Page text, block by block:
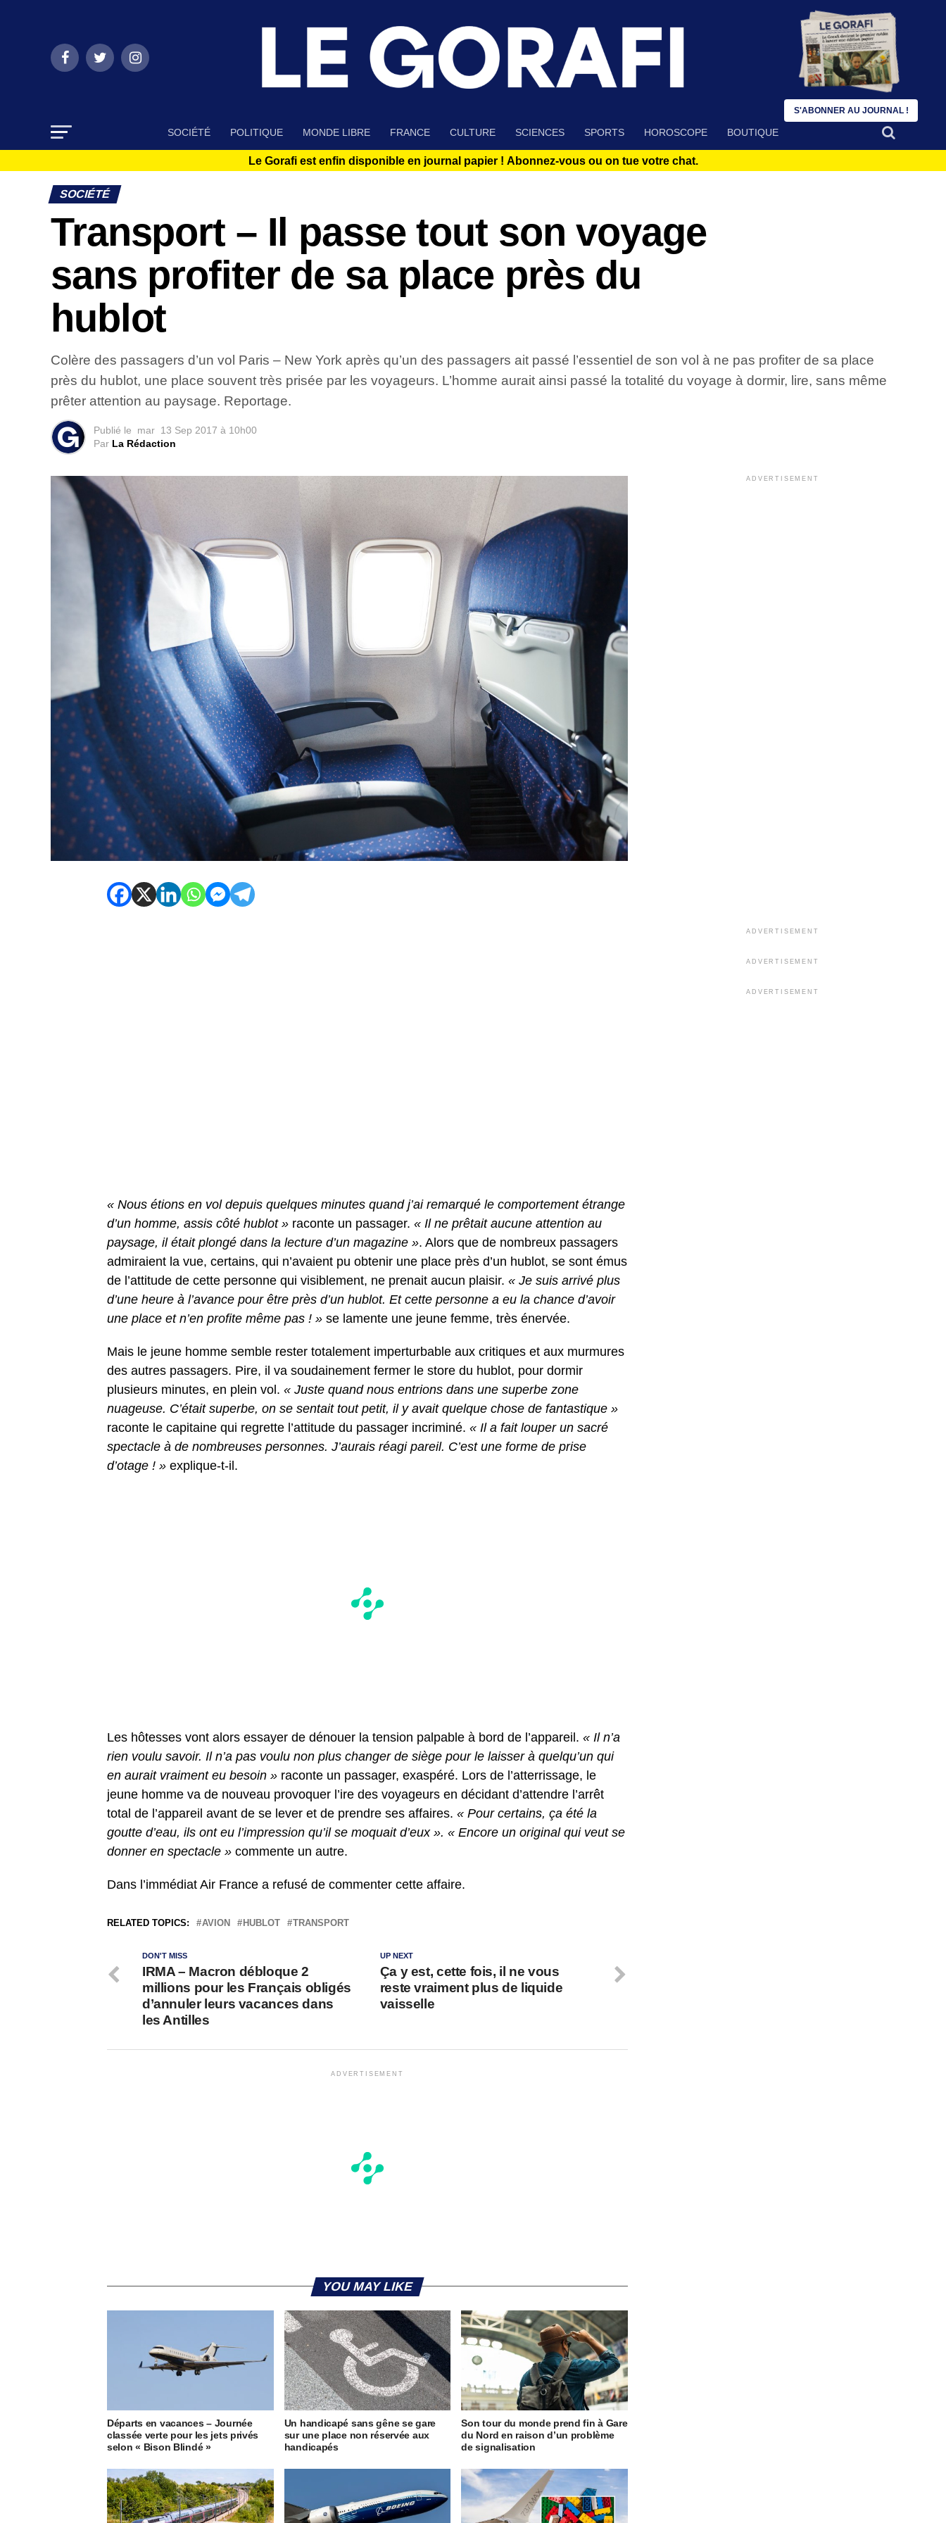
SOCIÉTÉ POLITIQUE MONDE LIBRE FRANCE CULTURE SCIENCES SPORTS HOROSCOPE BOUTIQUE
Le Gorafi est enfin disponible en journal papier ! Abonnez-vous ou on tue votre chat.
SOCIÉTÉ
Transport – Il passe tout son voyage
sans profiter de sa place près du
hublot
Colère des passagers d’un vol Paris – New York après qu’un des passagers ait passé l’essentiel de son vol à ne pas profiter de sa place
près du hublot, une place souvent très prisée par les voyageurs. L’homme aurait ainsi passé la totalité du voyage à dormir, lire, sans même
prêter attention au paysage. Reportage.
Publié le mar 13 Sep 2017 à 10h00
Par La Rédaction
« Nous étions en vol depuis quelques minutes quand j’ai remarqué le comportement étrange
d’un homme, assis côté hublot » raconte un passager. « Il ne prêtait aucune attention au
paysage, il était plongé dans la lecture d’un magazine ». Alors que de nombreux passagers
admiraient la vue, certains, qui n’avaient pu obtenir une place près d’un hublot, se sont émus
de l’attitude de cette personne qui visiblement, ne prenait aucun plaisir. « Je suis arrivé plus
d’une heure à l’avance pour être près d’un hublot. Et cette personne a eu la chance d’avoir
une place et n’en profite même pas ! » se lamente une jeune femme, très énervée.
Mais le jeune homme semble rester totalement imperturbable aux critiques et aux murmures
des autres passagers. Pire, il va soudainement fermer le store du hublot, pour dormir
plusieurs minutes, en plein vol. « Juste quand nous entrions dans une superbe zone
nuageuse. C’était superbe, on se sentait tout petit, il y avait quelque chose de fantastique »
raconte le capitaine qui regrette l’attitude du passager incriminé. « Il a fait louper un sacré
spectacle à de nombreuses personnes. J’aurais réagi pareil. C’est une forme de prise
d’otage ! » explique-t-il.
Les hôtesses vont alors essayer de dénouer la tension palpable à bord de l’appareil. « Il n’a
rien voulu savoir. Il n’a pas voulu non plus changer de siège pour le laisser à quelqu’un qui
en aurait vraiment eu besoin » raconte un passager, exaspéré. Lors de l’atterrissage, le
jeune homme va de nouveau provoquer l’ire des voyageurs en décidant d’attendre l’arrêt
total de l’appareil avant de se lever et de prendre ses affaires. « Pour certains, ça été la
goutte d’eau, ils ont eu l’impression qu’il se moquait d’eux ». « Encore un original qui veut se
donner en spectacle » commente un autre.
Dans l’immédiat Air France a refusé de commenter cette affaire.
RELATED TOPICS: AVION HUBLOT TRANSPORT
UP NEXT
Ça y est, cette fois, il ne vous
reste vraiment plus de liquide
vaisselle
DON'T MISS
IRMA – Macron débloque 2
millions pour les Français obligés
d’annuler leurs vacances dans
les Antilles
ADVERTISEMENT
YOU MAY LIKE
Départs en vacances – Journée
classée verte pour les jets privés
selon « Bison Blindé »
Un handicapé sans gêne se gare
sur une place non réservée aux
handicapés
Son tour du monde prend fin à Gare
du Nord en raison d’un problème
de signalisation
ADVERTISEMENT
ADVERTISEMENT
ADVERTISEMENT
ADVERTISEMENT
S'ABONNER AU JOURNAL !